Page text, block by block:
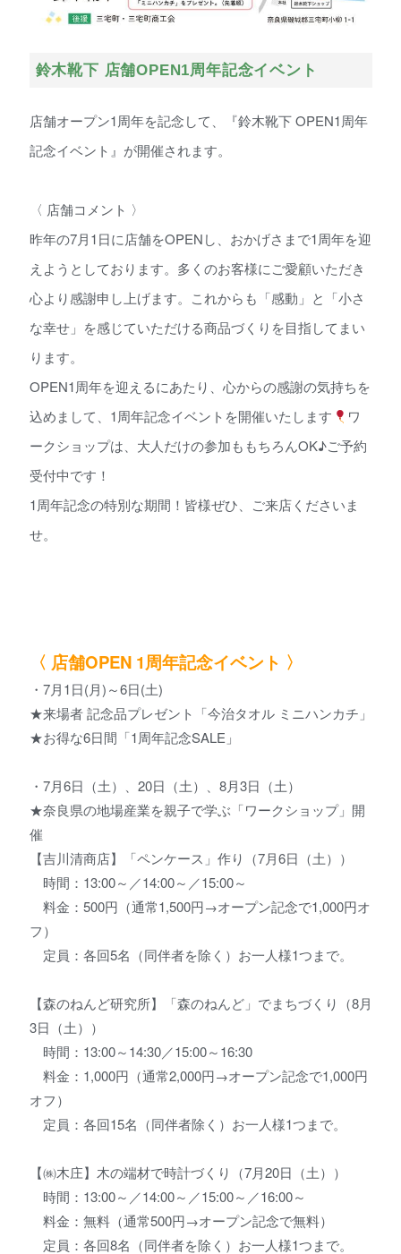
鈴木靴下 店舗OPEN1周年記念イベント
店舗オープン1周年を記念して、『鈴木靴下 OPEN1周年
記念イベント』が開催されます。
〈 店舗コメント 〉
昨年の7月1日に店舗をOPENし、おかげさまで1周年を迎
えようとしております。多くのお客様にご愛顧いただき
心より感謝申し上げます。これからも「感動」と「小さ
な幸せ」を感じていただける商品づくりを目指してまい
ります。
OPEN1周年を迎えるにあたり、心からの感謝の気持ちを
込めまして、1周年記念イベントを開催いたします
ワ
ークショップは、大人だけの参加ももちろんOK♪ご予約
受付中です！
1周年記念の特別な期間！皆様ぜひ、ご来店くださいま
せ。
〈 店舗OPEN 1周年記念イベント 〉
・7月1日(月)～6日(土)
★来場者 記念品プレゼント「今治タオル ミニハンカチ」
★お得な6日間「1周年記念SALE」
・7月6日（土）、20日（土）、8月3日（土）
★奈良県の地場産業を親子で学ぶ「ワークショップ」開
催
【吉川清商店】「ペンケース」作り（7月6日（土））
時間：13:00～／14:00～／15:00～
料金：500円（通常1,500円→オープン記念で1,000円オ
フ）
定員：各回5名（同伴者を除く）お一人様1つまで。
【森のねんど研究所】「森のねんど」でまちづくり（8月
3日（土））
時間：13:00～14:30／15:00～16:30
料金：1,000円（通常2,000円→オープン記念で1,000円
オフ）
定員：各回15名（同伴者除く）お一人様1つまで。
【㈱木庄】木の端材で時計づくり（7月20日（土））
時間：13:00～／14:00～／15:00～／16:00～
料金：無料（通常500円→オープン記念で無料）
定員：各回8名（同伴者を除く）お一人様1つまで。